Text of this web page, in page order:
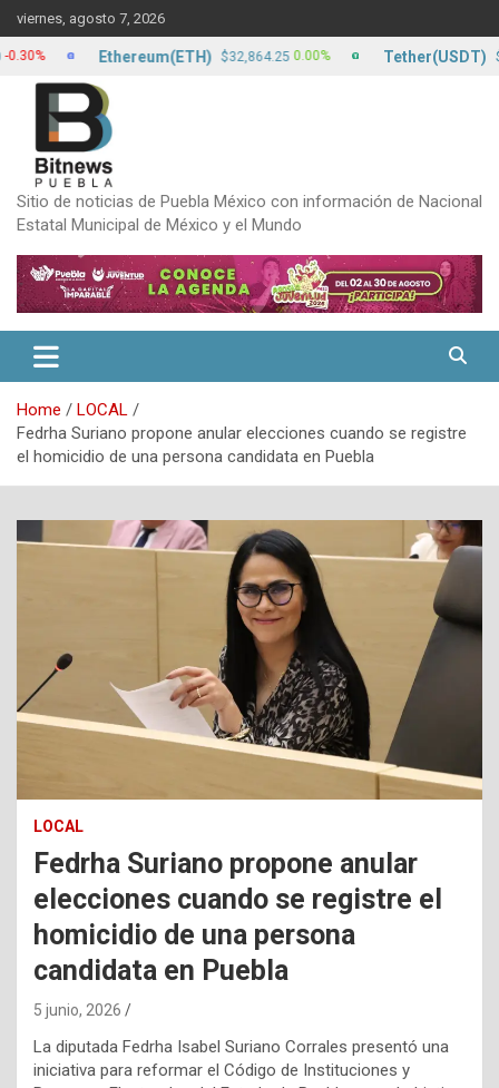
Skip
to
content
viernes, agosto 7, 2026
Sitio de noticias de Puebla México con información de Nacional
Estatal Municipal de México y el Mundo
Home
LOCAL
Fedrha Suriano propone anular elecciones cuando se registre
el homicidio de una persona candidata en Puebla
LOCAL
Fedrha Suriano propone anular
elecciones cuando se registre el
homicidio de una persona
candidata en Puebla
5 junio, 2026
La diputada Fedrha Isabel Suriano Corrales presentó una
iniciativa para reformar el Código de Instituciones y
Ethereum(ETH) $32,864.25 0.00% Tether(USDT) $17.20